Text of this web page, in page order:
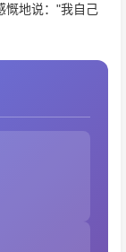
慨地说："我自己